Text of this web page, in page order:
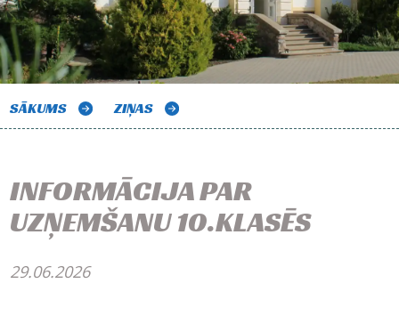
SĀKUMS ZIŅAS
INFORMĀCIJA PAR
UZŅEMŠANU 10.KLASĒS
29.06.2026